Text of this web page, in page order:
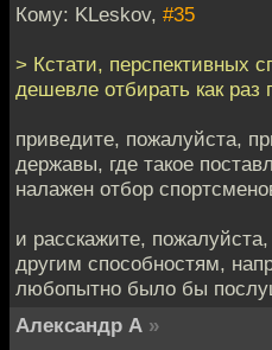
Кому: KLeskov, #35
> Кстати, перспективных
дешевле отбирать как раз
приведите, пожалуйста,
державы, где такое
налажен отбор
и расскажите,
другим способностям,
любопытно было бы
Александр А »